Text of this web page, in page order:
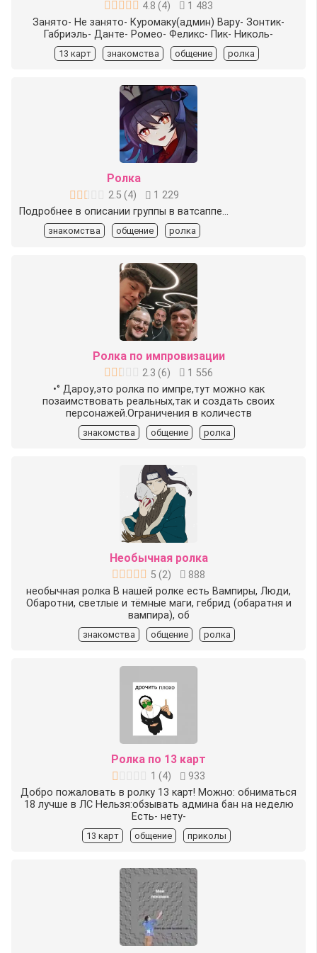
4.8 (4)
1 483
Занято- Не занято- Куромаку(админ) Вару- Зонтик-
Габриэль- Данте- Ромео- Феликс- Пик- Николь-
13 карт знакомства общение ролка
Ролка
2.5 (4)
1 229
Подробнее в описании группы в ватсаппе...
знакомства общение ролка
Ролка по импровизации
2.3 (6)
1 556
•° Дароу,это ролка по импре,тут можно как
позаимствовать реальных,так и создать своих
персонажей.Ограничения в количеств
знакомства общение ролка
Необычная ролка
5 (2)
888
необычная ролка В нашей ролке есть Вампиры, Люди,
Обаротни, светлые и тёмные маги, гебрид (обаратня и
вампира), об
знакомства общение ролка
Ролка по 13 карт
1 (4)
933
Добро пожаловать в ролку 13 карт! Можно: обниматься
18 лучше в ЛС Нельзя:обзывать админа бан на неделю
Есть- нету-
13 карт общение приколы